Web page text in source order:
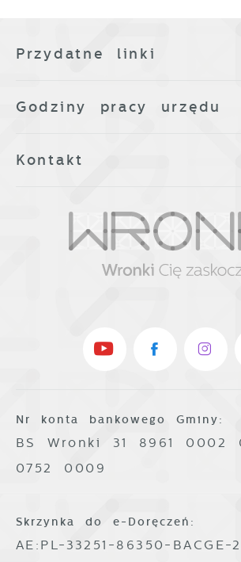
Przydatne linki
Godziny pracy urzędu
Kontakt
Nr konta bankowego Gminy:
BS Wronki 31 8961 0002
0752 0009
Skrzynka do e-Doręczeń:
AE:PL-33251-86350-BACGE-